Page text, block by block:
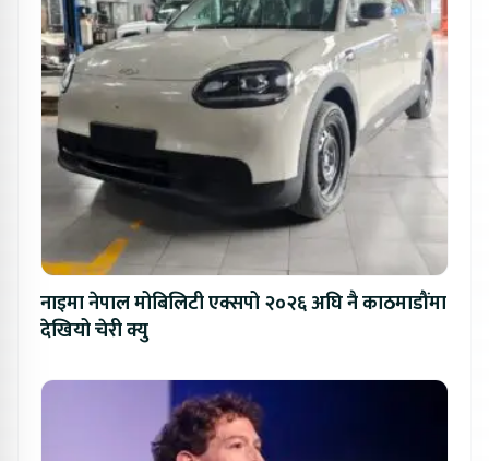
नाइमा नेपाल मोबिलिटी एक्सपो २०२६ अघि नै काठमाडौंमा
देखियो चेरी क्यु